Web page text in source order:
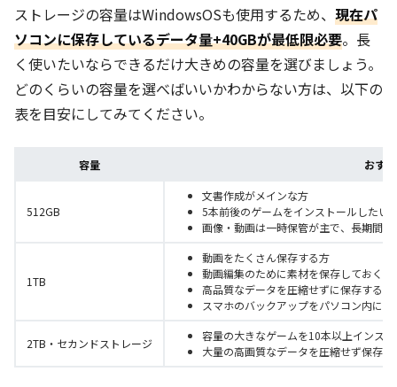
ストレージの容量はWindowsOSも使用するため、 現在パ
ソコンに保存しているデータ量+40GBが最低限必要。長
く使いたいならできるだけ大きめの容量を選びましょう。
どのくらいの容量を選べばいいかわからない方は、以下の
表を目安にしてみてください。
容量 おす
512GB
文書作成がメインな方
5本前後のゲームをインストールしたい
画像・動画は一時保管が主で、長期間
1TB
動画をたくさん保存する方
動画編集のために素材を保存しておく方
高品質なデータを圧縮せずに保存する方
スマホのバックアップをパソコン内に
2TB・セカンドストレージ
容量の大きなゲームを10本以上インス
大量の高画質なデータを圧縮せず保存す